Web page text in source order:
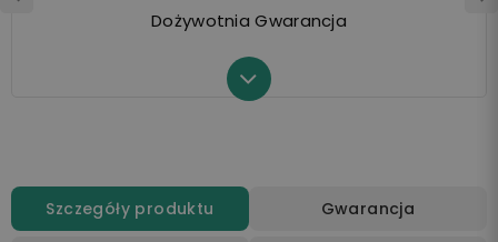
Dożywotnia Gwarancja
Szczegóły produktu Gwarancja